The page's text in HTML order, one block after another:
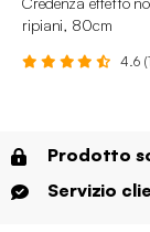
ripiani, 80cm
4.6
Prodotto
Servizio